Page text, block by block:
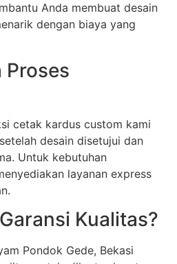
Anda membuat desain
dengan biaya yang
Proses
cetak kardus custom kami
desain disetujui dan
Untuk kebutuhan
layanan express
Kualitas?
Pondok Gede, Bekasi